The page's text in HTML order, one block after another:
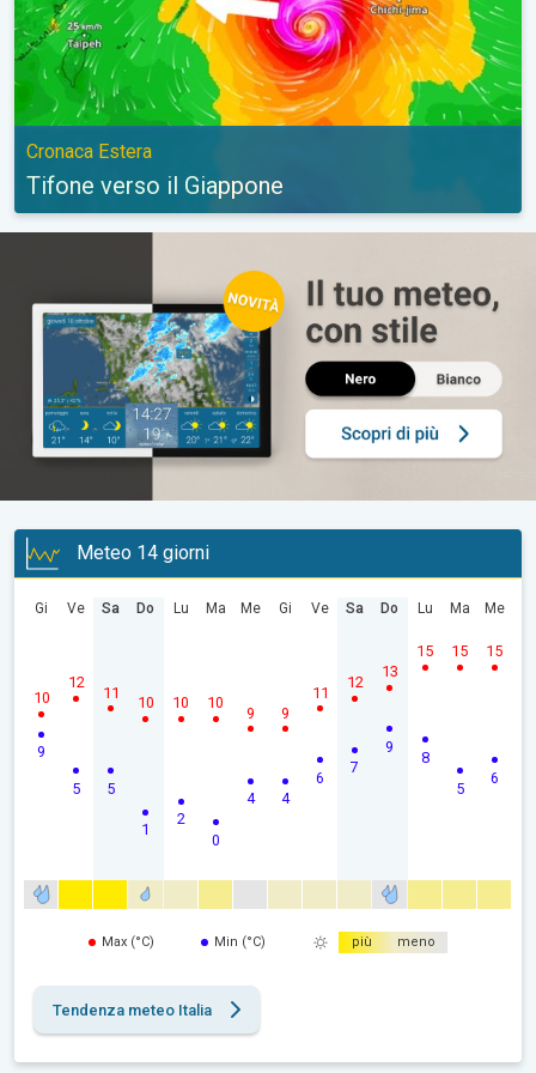
Cronaca Estera
Tifone verso il Giappone
Meteo 14 giorni
Gi
9
10
Ve
5
12
Sa
5
11
Do
1
10
Lu
2
10
Ma
0
10
Me
4
9
Gi
4
9
Ve
6
11
Sa
7
12
Do
9
13
Lu
8
15
Ma
5
15
Me
6
15
Max (°C) Min (°C) più meno
Tendenza meteo Italia